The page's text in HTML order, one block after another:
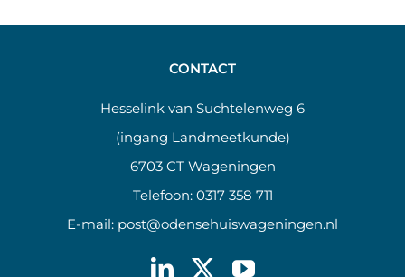
CONTACT
Hesselink van Suchtelenweg 6
(ingang Landmeetkunde)
6703 CT Wageningen
Telefoon: 0317 358 711
E-mail: post@odensehuiswageningen.nl